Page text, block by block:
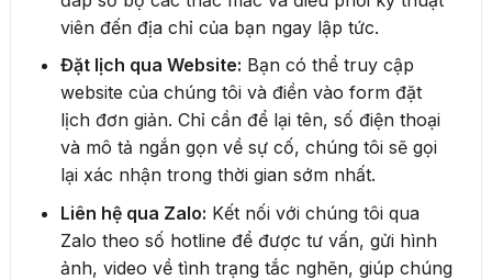
viên đến địa chỉ của bạn ngay lập tức.
Đặt lịch qua Website: Bạn có thể truy cập
website của chúng tôi và điền vào form đặt
lịch đơn giản. Chỉ cần để lại tên, số điện thoại
và mô tả ngắn gọn về sự cố, chúng tôi sẽ gọi
lại xác nhận trong thời gian sớm nhất.
Liên hệ qua Zalo: Kết nối với chúng tôi qua
Zalo theo số hotline để được tư vấn, gửi hình
ảnh, video về tình trạng tắc nghẽn, giúp chúng